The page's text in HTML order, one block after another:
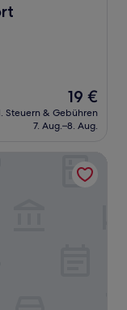
Der
Preis
beträgt
19 €
Steuern & Gebühren
7. Aug.–8. Aug.